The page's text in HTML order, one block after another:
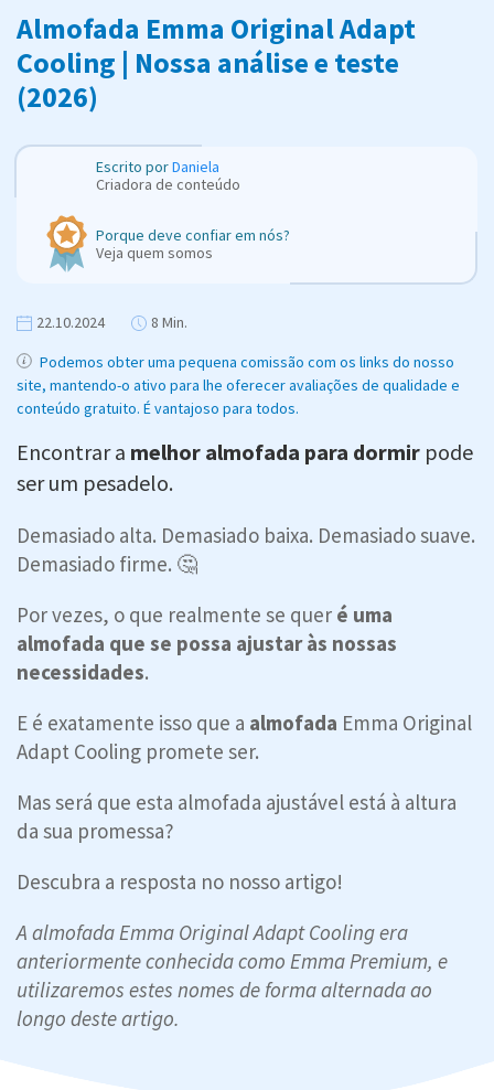
Almofada Emma Original Adapt
Cooling | Nossa análise e teste
(2026)
Escrito porDaniela
Criadora de conteúdo
Porque deve confiar em nós?
Veja quem somos
22.10.2024
8 Min.
Podemos obter uma pequena comissão com os links do nosso
site, mantendo-o ativo para lhe oferecer avaliações de qualidade e
conteúdo gratuito. É vantajoso para todos.
Encontrar a melhor almofada para dormir pode
ser um pesadelo.
Demasiado alta. Demasiado baixa. Demasiado suave.
Demasiado firme. 🤔
Por vezes, o que realmente se quer é uma
almofada que se possa ajustar às nossas
necessidades.
E é exatamente isso que a almofada Emma Original
Adapt Cooling promete ser.
Mas será que esta almofada ajustável está à altura
da sua promessa?
Descubra a resposta no nosso artigo!
A almofada Emma Original Adapt Coolingera
anteriormente conhecida como Emma Premium, e
utilizaremos estes nomes de forma alternada ao
longo deste artigo.